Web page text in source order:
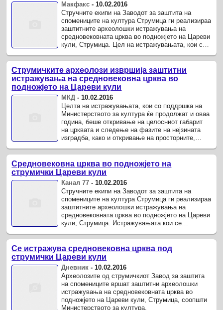
Макфакс -10.02.2016
Стручните екипи на Заводот за заштита на
спомениците на култура Струмица ги реализираа
заштитните археолошки истражувања на
средновековната црква во подножјето на Цареви
кули, Струмица. Цел на истражувањата, кои со
Струмичките археолози извршија заштитни
истражувања на средновековна црква во
подножјето на Цареви кули
МКД -10.02.2016
Целта на истражувањата, кои со поддршка на
Министерството за култура ќе продолжат и оваа
година, беше откривање на целосниот габарит
на црквата и следење на фазите на нејзината
изградба, како и откривање на просторните,
Средновековна црква во подножјето на
струмички Цареви кули
Канал 77 - 10.02.2016
Стручните екипи на Заводот за заштита на
спомениците на култура Струмица ги реализираа
заштитните археолошки истражувања на
средновековната црква во подножјето на Цареви
кули, Струмица. Истражувањата кои се
Се истражува средновековна црква под
струмички Цареви кули
Дневник - 10.02.2016
Археолозите од струмичкиот Завод за заштита
на спомениците вршат заштитни археолошки
истражувања на средновековната црква во
подножјето на Цареви кули, Струмица, соопшти
Министерството за култура.